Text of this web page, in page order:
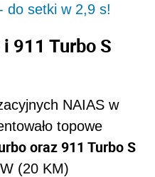
do setki w 2,9 s!
911 Turbo S
NAIAS w
topowe
oraz 911 Turbo S
(20 KM)